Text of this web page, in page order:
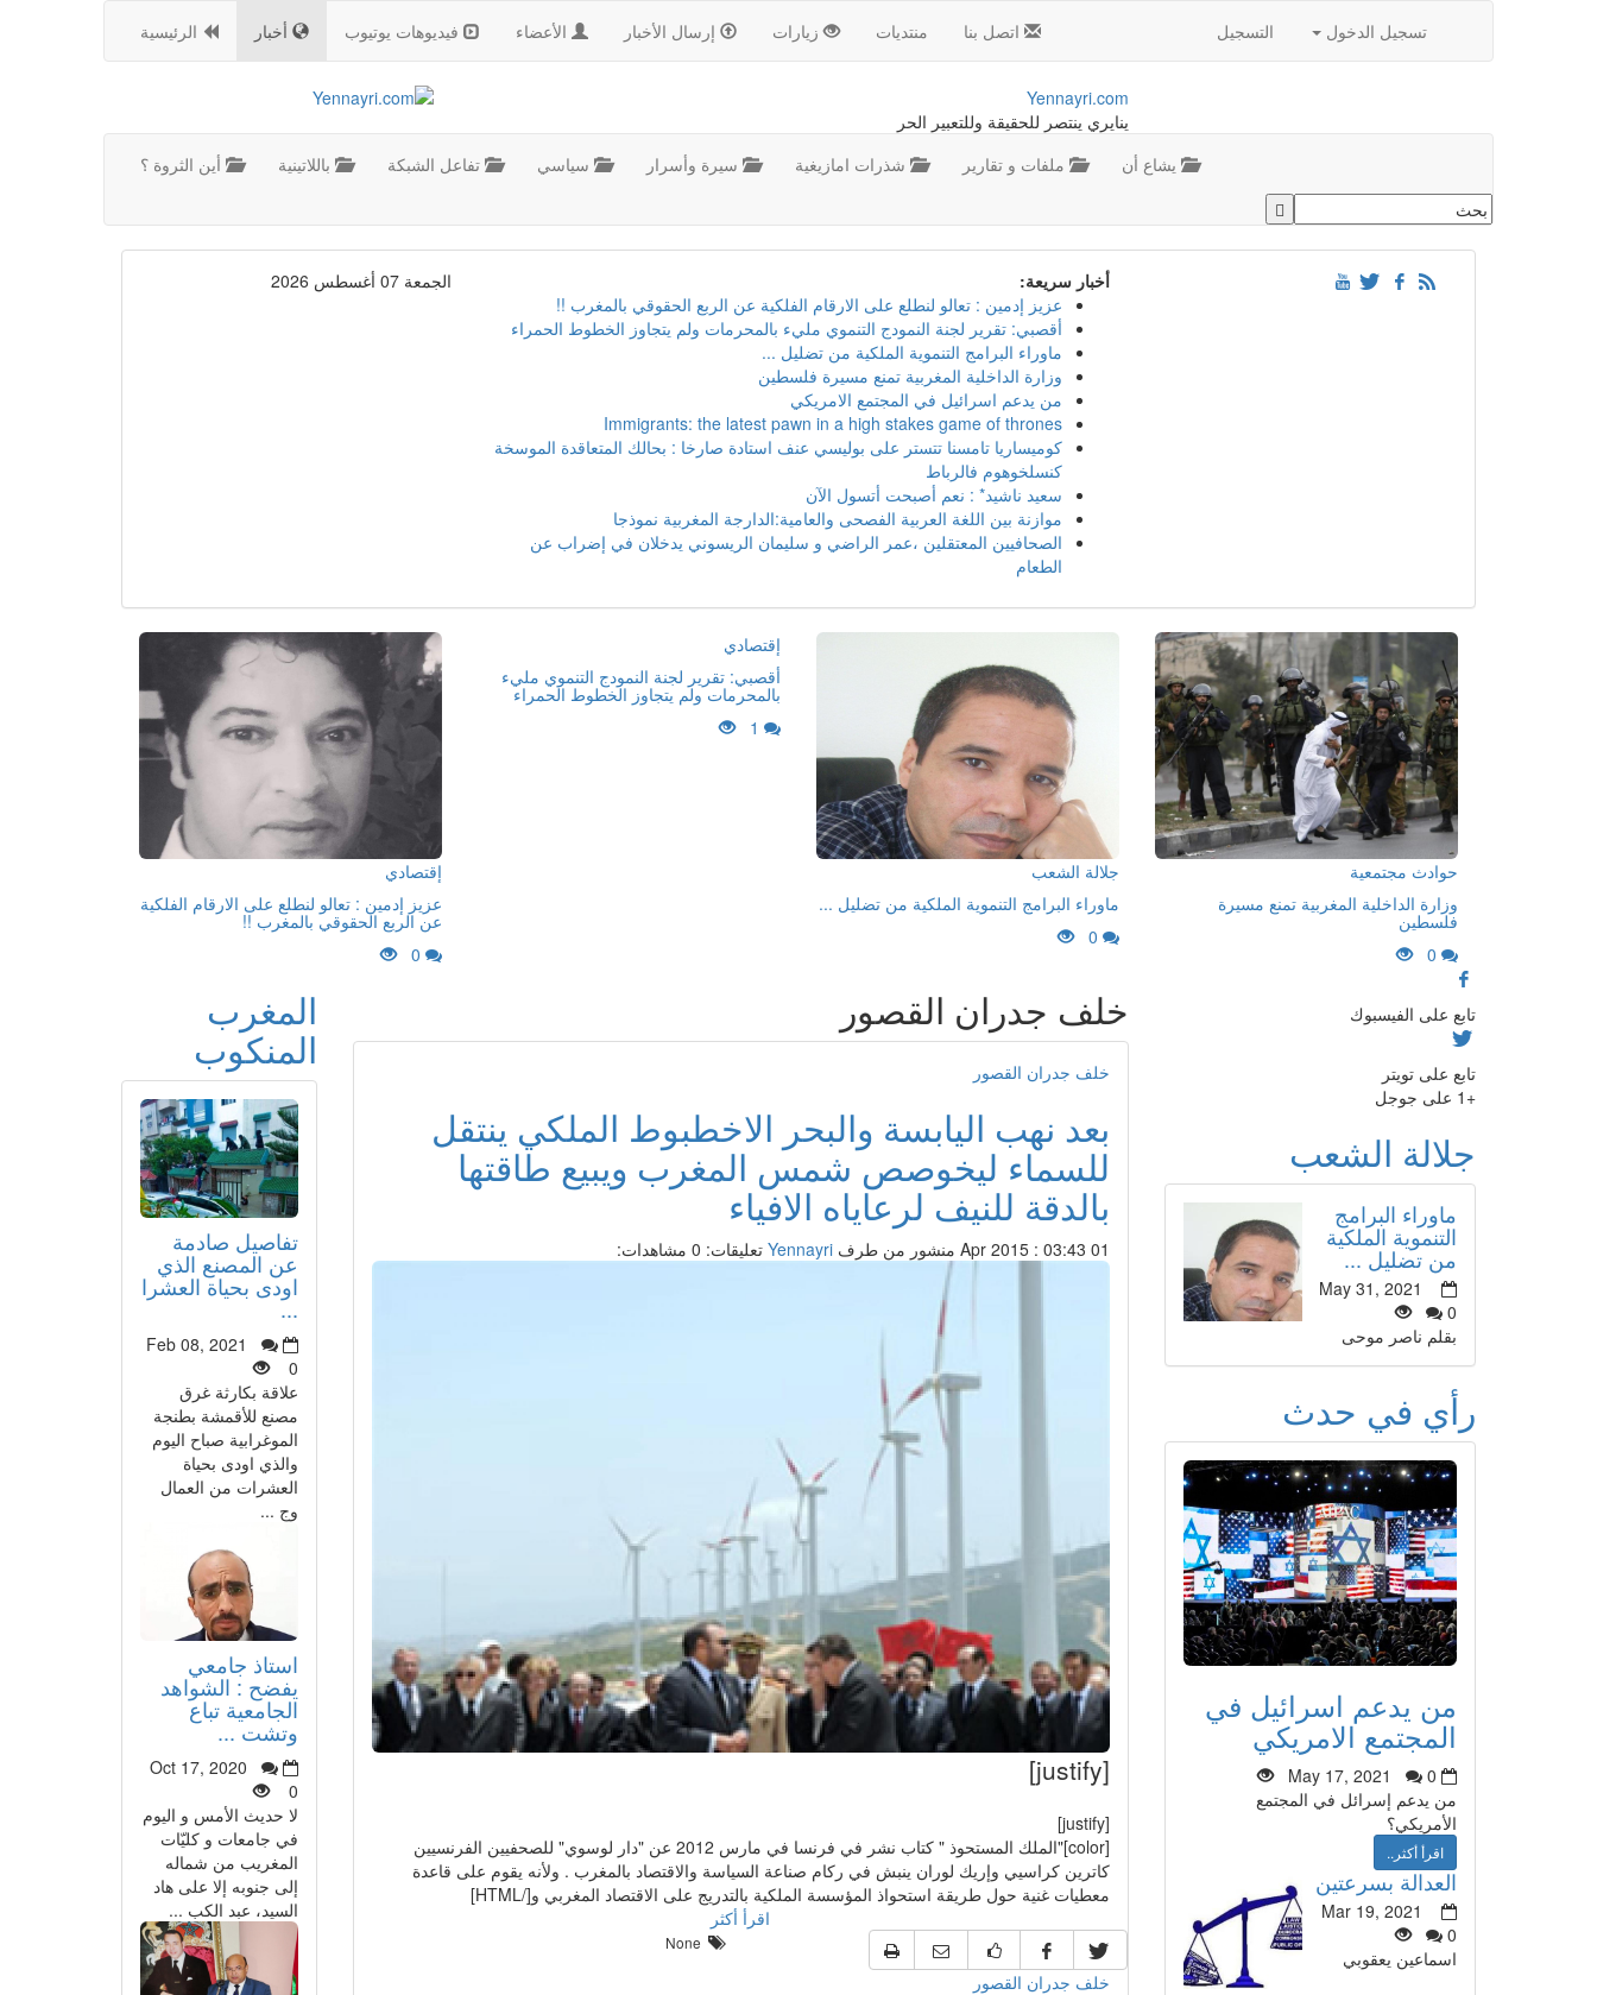
الرئيسية أخبار فيديوهات يوتيوب الأعضاء إرسال الأخبار زيارات منتديات اتصل بنا التسجيل تسجيل الدخول
Yennayri.com
ينايري ينتصر للحقيقة وللتعبير الحر
أين الثروة ؟
باللاتينية تفاعل الشبكة سياسي سيرة وأسرار شذرات امازيغية ملفات و تقارير يشاع أن
الجمعة 07 أغسطس 2026
أخبار سريعة:
عزيز إدمين : تعالو لنطلع على الارقام الفلكية عن الربع الحقوقي بالمغرب !!
أقصبي: تقرير لجنة النمودج التنموي مليء بالمحرمات ولم يتجاوز الخطوط الحمراء
ماوراء البرامج التنموية الملكية من تضليل ...
وزارة الداخلية المغربية تمنع مسيرة فلسطين
من يدعم اسرائيل في المجتمع الامريكي
Immigrants: the latest pawn in a high stakes game of thrones
كوميساريا تامسنا تتستر على بوليسي عنف استادة صارخا : بحالك المتعاقدة الموسخة
كنسلخوهوم فالرباط
سعيد ناشيد* : نعم أصبحت أتسول الآن
موازنة بين اللغة العربية الفصحى والعامية:الدارجة المغربية نموذجا
الصحافيين المعتقلين ،عمر الراضي و سليمان الريسوني يدخلان في إضراب عن
الطعام
إقتصادي
عزيز إدمين : تعالو لنطلع على الارقام الفلكية
عن الربع الحقوقي بالمغرب !!
إقتصادي
أقصبي: تقرير لجنة النمودج التنموي مليء
بالمحرمات ولم يتجاوز الخطوط الحمراء
جلالة الشعب
ماوراء البرامج التنموية الملكية من تضليل ...
حوادث مجتمعية
وزارة الداخلية المغربية تمنع مسيرة
فلسطين
المغرب
المنكوب
تفاصيل صادمة
عن المصنع الذي
اودى بحياة العشرا
...
Feb 08, 2021
0
علاقة بكارثة غرق
مصنع للأقمشة بطنجة
الموغرابية صباح اليوم
والذي اودى بحياة
العشرات من العمال
وج ...
استاذ جامعي
يفضح : الشواهد
الجامعية تباع
وتشت ...
Oct 17, 2020
0
لا حديث الأمس و اليوم
في جامعات و كليّات
المغريب من شماله
إلى جنوبه إلا على هاد
السيد، عبد الكب ...
خلف جدران القصور
خلف جدران القصور
بعد نهب اليابسة والبحر الاخطبوط الملكي ينتقل
للسماء ليخوصص شمس المغرب ويبيع طاقتها
بالدقة للنيف لرعاياه الافياء
01 Apr 2015 : 03:43 منشور من طرفYennayri تعليقات: 0 مشاهدات:
[justify]
[justify]
[color]"الملك المستحوذ " كتاب نشر في فرنسا في مارس 2012 عن "دار لوسوي" للصحفيين الفرنسيين
كاترين كراسيي وإريك لوران ينبش في ركام صناعة السياسة والاقتصاد بالمغرب . ولأنه يقوم على قاعدة
معطيات غنية حول طريقة استحواذ المؤسسة الملكية بالتدريج على الاقتصاد المغربي و[/HTML]
اقرأ أكثر
None
خلف جدران القصور
تابع على الفيسبوك
تابع على تويتر
+1 على جوجل
جلالة الشعب
ماوراء البرامج
التنموية الملكية
من تضليل ...
May 31, 2021
0
بقلم ناصر موحى
رأي في حدث
من يدعم اسرائيل في
المجتمع الامريكي
May 17, 2021
0
من يدعم إسرائل في المجتمع
الأمريكي؟
اقرأ أكثر..
العدالة بسرعتين
Mar 19, 2021
0
اسماعين يعقوبي